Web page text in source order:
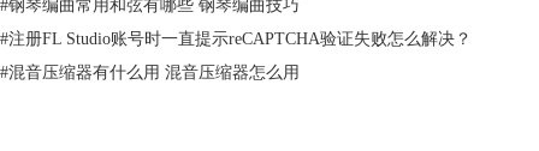
切割器可以使用预设的各种样本的模板对音符进行切割，单击“样式”按钮
后可以在弹出的窗口选择切割模板。切割器的作用不仅仅是将音符单纯的
#钢琴编曲常用和弦有哪些 钢琴编曲技巧
#注册FL Studio账号时一直提示reCAPTCHA验证失败怎么解决？
#混音压缩器有什么用 混音压缩器怎么用